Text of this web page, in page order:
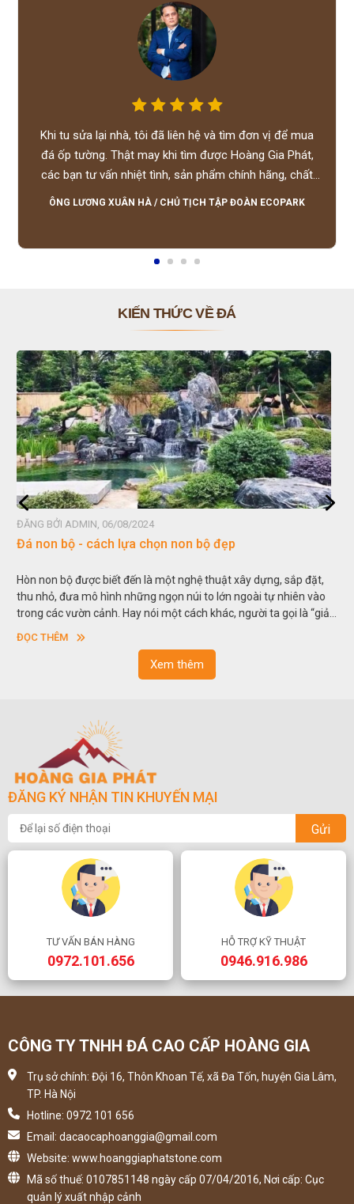
Khi tu sửa lại nhà, tôi đã liên hệ và tìm đơn vị để mua
đá ốp tường. Thật may khi tìm được Hoàng Gia Phát,
các bạn tư vấn nhiệt tình, sản phẩm chính hãng, chất
lượng tốt, giá hợp lý, hỗ trợ tận tình.
ÔNG LƯƠNG XUÂN HÀ / CHỦ TỊCH TẬP ĐOÀN ECOPARK
KIẾN THỨC VỀ ĐÁ
ĐĂNG BỞI ADMIN, 06/08/2024
Đá non bộ - cách lựa chọn non bộ đẹp
Hòn non bộ được biết đến là một nghệ thuật xây dựng, sắp đặt,
thu nhỏ, đưa mô hình những ngọn núi to lớn ngoài tự nhiên vào
trong các vườn cảnh. Hay nói một cách khác, người ta gọi là “giả
sơn”. Nghệ thuật hòn non bộ nhằm phục vụ cho mục đích thưởng
ngoạn và phong thủy trong cuộc sống.
ĐỌC THÊM
Xem thêm
ĐĂNG KÝ NHẬN TIN KHUYẾN MẠI
Gửi
TƯ VẤN BÁN HÀNG
0972.101.656
HỖ TRỢ KỸ THUẬT
0946.916.986
CÔNG TY TNHH ĐÁ CAO CẤP HOÀNG GIA
Trụ sở chính: Đội 16, Thôn Khoan Tế, xã Đa Tốn, huyện Gia Lâm,
TP. Hà Nội
Hotline: 0972 101 656
Email: dacaocaphoanggia@gmail.com
Website: www.hoanggiaphatstone.com
Mã số thuế: 0107851148 ngày cấp 07/04/2016, Nơi cấp: Cục
quản lý xuất nhập cảnh